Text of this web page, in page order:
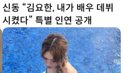
신동 “김요한, 내가 배우 데뷔
시켰다” 특별 인연 공개